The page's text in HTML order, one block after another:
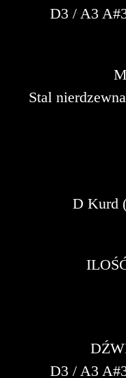
D3 / A3
Stal
D Kurd
D3 / A3